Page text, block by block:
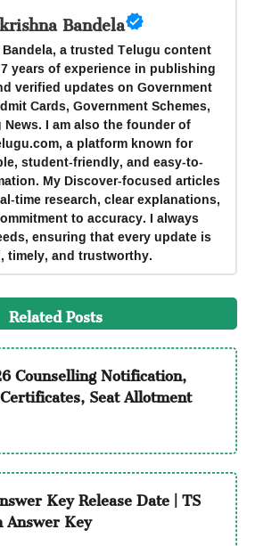
Bandela
a trusted Telugu content
years of experience in publishing
verified updates on Government
Cards, Government Schemes,
I am also the founder of
a platform known for
student-friendly, and easy-to-
My Discover-focused articles
time research, clear explanations,
to accuracy. I always
ensuring that every update is
timely, and trustworthy.
Related Posts
Counselling Notification,
Seat Allotment
Key Release Date | TS
Key